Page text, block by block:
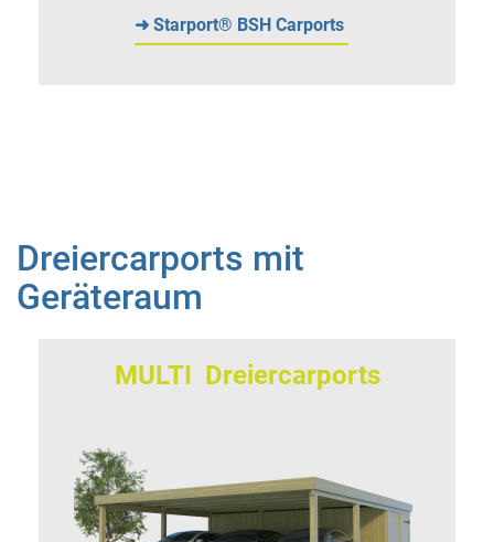
➜ Starport® BSH Carports
Dreiercarports mit
Geräteraum
MULTI Dreiercarports